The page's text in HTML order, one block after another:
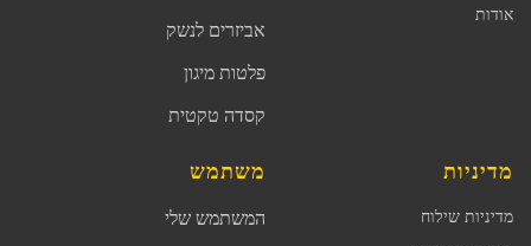
אודות
אביזרים לנשק
פלטות מיגון
קסדה טקטית
מדיניות
מדיניות שילוח
משתמש
המשתמש שלי